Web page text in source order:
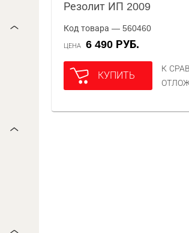
Резолит ИП 2009
Код товара — 560460
ЦЕНА 6 490 РУБ.
КУПИТЬ
К